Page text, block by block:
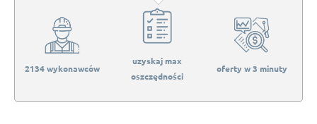
2134 wykonawców
uzyskaj max
oszczędności
oferty w 3 minuty